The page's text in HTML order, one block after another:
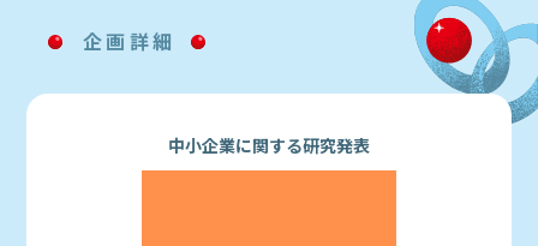
企画詳細
中小企業に関する研究発表